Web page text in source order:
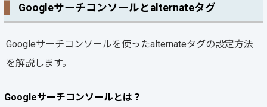
Googleサーチコンソールとalternateタグ
Googleサーチコンソールを使ったalternateタグの設定方法
を解説します。
Googleサーチコンソールとは？